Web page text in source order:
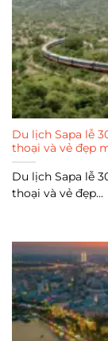
Du lịch Sapa lễ
thoại và vẻ đẹp
Du lịch Sapa lễ
thoại và vẻ đẹp...